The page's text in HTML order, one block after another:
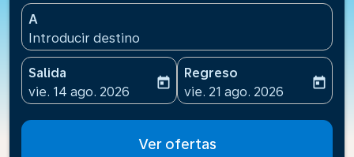
A
Introducir destino
Salida
fc-booking-departure-date-aria-label
vie. 14 ago. 2026
today
Regreso
fc-booking-return-date-
vie. 21 ago. 2026
today
Ver ofertas